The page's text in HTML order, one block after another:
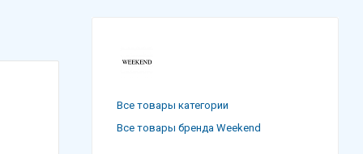
Все товары категории
Все товары бренда Weekend